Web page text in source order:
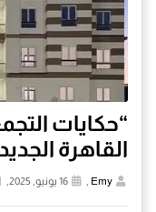
“حكايات
القاهرة
Emy